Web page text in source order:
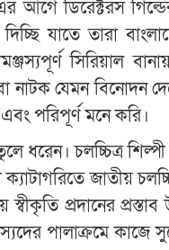
আগে ডিরেক্টরস
যাতে তারা
সিরিয়াল
যেমন বিনোদন
পরিপূর্ণ মনে করি।
ধরেন। চলচ্চিত্র শিল্পী
জাতীয়
প্রদানের
পালাক্রমে কাজে